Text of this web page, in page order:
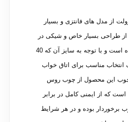
از مدل های فانتزی و بسیار
طراحی بسیار خاص و شیکی در
تولید آن استفاده شده است و با توجه به سایز آن که 40
انتخاب مناسب برای اتاق خواب
چوب این محصول از چوب روس
که از ایمنی کامل در برابر
بوده و در هر شرایط